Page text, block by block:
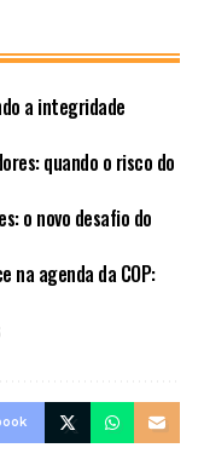
a integridade
quando o risco do
o novo desafio do
na agenda da COP: